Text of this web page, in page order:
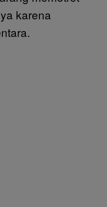
karena